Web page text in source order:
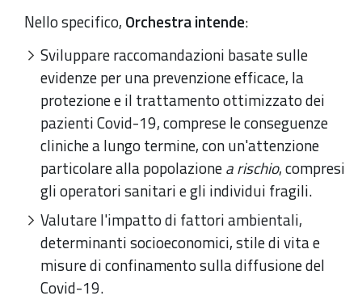
Nello specifico, Orchestra intende:
Sviluppare raccomandazioni basate sulle
evidenze per una prevenzione efficace, la
protezione e il trattamento ottimizzato dei
pazienti Covid-19, comprese le conseguenze
cliniche a lungo termine, con un'attenzione
particolare alla popolazionea rischio, compresi
gli operatori sanitari e gli individui fragili.
Valutare l'impatto di fattori ambientali,
determinanti socioeconomici, stile di vita e
misure di confinamento sulla diffusione del
Covid-19.